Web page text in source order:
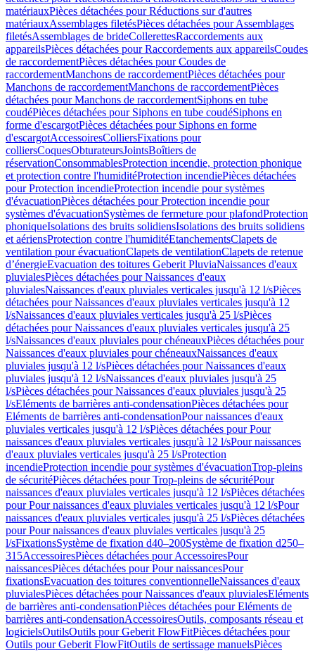
matériauxPièces détachées pour Réductions sur d'autres
matériauxAssemblages filetésPièces détachées pour Assemblages
filetésAssemblages de brideCollerettesRaccordements aux
appareilsPièces détachées pour Raccordements aux appareilsCoudes
de raccordementPièces détachées pour Coudes de
raccordementManchons de raccordementPièces détachées pour
Manchons de raccordementManchons de raccordementPièces
détachées pour Manchons de raccordementSiphons en tube
coudéPièces détachées pour Siphons en tube coudéSiphons en
forme d'escargotPièces détachées pour Siphons en forme
d'escargotAccessoiresColliersFixations pour
colliersCoquesObturateursJointsBoîtiers de
réservationConsommablesProtection incendie, protection phonique
et protection contre l'humiditéProtection incendiePièces détachées
pour Protection incendieProtection incendie pour systèmes
d'évacuationPièces détachées pour Protection incendie pour
systèmes d'évacuationSystèmes de fermeture pour plafondProtection
phoniqueIsolations des bruits solidiensIsolations des bruits solidiens
et aériensProtection contre l'humiditéEtanchementsClapets de
ventilation pour évacuationClapets de ventilationClapets de retenue
d’énergieEvacuation des toitures Geberit PluviaNaissances d'eaux
pluvialesPièces détachées pour Naissances d'eaux
pluvialesNaissances d'eaux pluviales verticales jusqu'à 12 l/sPièces
détachées pour Naissances d'eaux pluviales verticales jusqu'à 12
l/sNaissances d'eaux pluviales verticales jusqu'à 25 l/sPièces
détachées pour Naissances d'eaux pluviales verticales jusqu'à 25
l/sNaissances d'eaux pluviales pour chéneauxPièces détachées pour
Naissances d'eaux pluviales pour chéneauxNaissances d'eaux
pluviales jusqu'à 12 l/sPièces détachées pour Naissances d'eaux
pluviales jusqu'à 12 l/sNaissances d'eaux pluviales jusqu'à 25
l/sPièces détachées pour Naissances d'eaux pluviales jusqu'à 25
l/sEléments de barrières anti-condensationPièces détachées pour
Eléments de barrières anti-condensationPour naissances d'eaux
pluviales verticales jusqu'à 12 l/sPièces détachées pour Pour
naissances d'eaux pluviales verticales jusqu'à 12 l/sPour naissances
d'eaux pluviales verticales jusqu'à 25 l/sProtection
incendieProtection incendie pour systèmes d'évacuationTrop-pleins
de sécuritéPièces détachées pour Trop-pleins de sécuritéPour
naissances d'eaux pluviales verticales jusqu'à 12 l/sPièces détachées
pour Pour naissances d'eaux pluviales verticales jusqu'à 12 l/sPour
naissances d'eaux pluviales verticales jusqu'à 25 l/sPièces détachées
pour Pour naissances d'eaux pluviales verticales jusqu'à 25
l/sFixationsSystème de fixation d40–200Système de fixation d250–
315AccessoiresPièces détachées pour AccessoiresPour
naissancesPièces détachées pour Pour naissancesPour
fixationsEvacuation des toitures conventionnelleNaissances d'eaux
pluvialesPièces détachées pour Naissances d'eaux pluvialesEléments
de barrières anti-condensationPièces détachées pour Eléments de
barrières anti-condensationAccessoiresOutils, composants réseau et
logicielsOutilsOutils pour Geberit FlowFitPièces détachées pour
Outils pour Geberit FlowFitOutils de sertissage manuelsPièces